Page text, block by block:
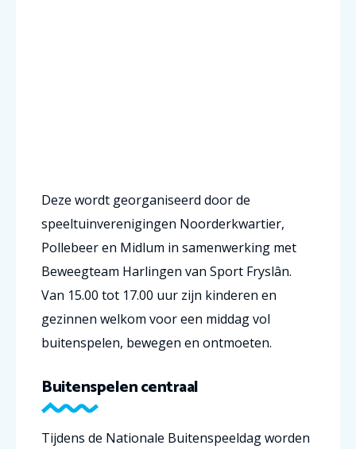
Deze wordt georganiseerd door de
speeltuinverenigingen Noorderkwartier,
Pollebeer en Midlum in samenwerking met
Beweegteam Harlingen van Sport Fryslân.
Van 15.00 tot 17.00 uur zijn kinderen en
gezinnen welkom voor een middag vol
buitenspelen, bewegen en ontmoeten.
Buitenspelen centraal
Tijdens de Nationale Buitenspeeldag worden